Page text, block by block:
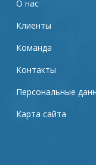
О нас
Клиенты
Команда
Контакты
Персональные
Карта сайта